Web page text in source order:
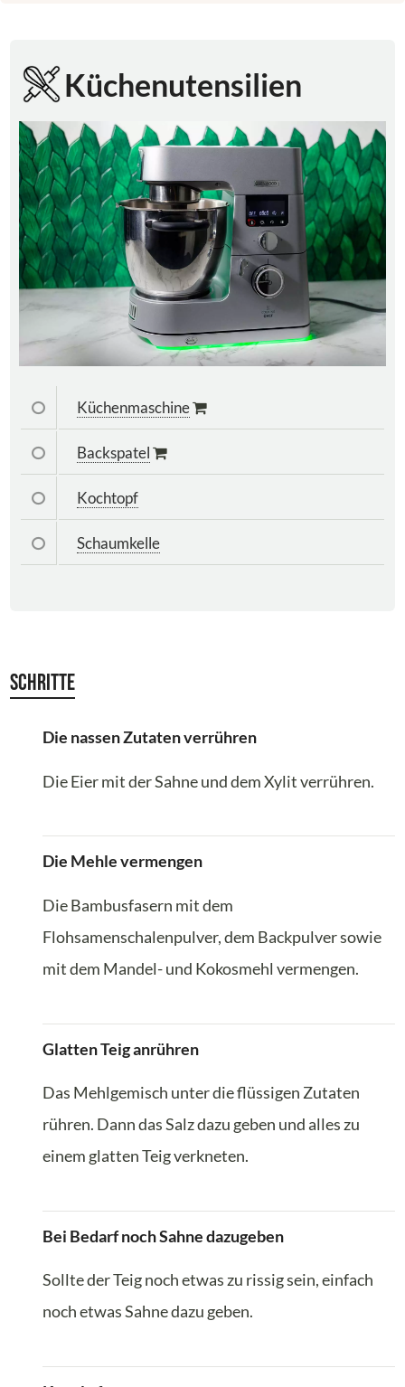
Küchenutensilien
Küchenmaschine
Backspatel
Kochtopf
Schaumkelle
Schritte
Die nassen Zutaten verrühren
Die Eier mit der Sahne und dem Xylit verrühren.
Die Mehle vermengen
Die Bambusfasern mit dem
Flohsamenschalenpulver, dem Backpulver sowie
mit dem Mandel- und Kokosmehl vermengen.
Glatten Teig anrühren
Das Mehlgemisch unter die flüssigen Zutaten
rühren. Dann das Salz dazu geben und alles zu
einem glatten Teig verkneten.
Bei Bedarf noch Sahne dazugeben
Sollte der Teig noch etwas zu rissig sein, einfach
noch etwas Sahne dazu geben.